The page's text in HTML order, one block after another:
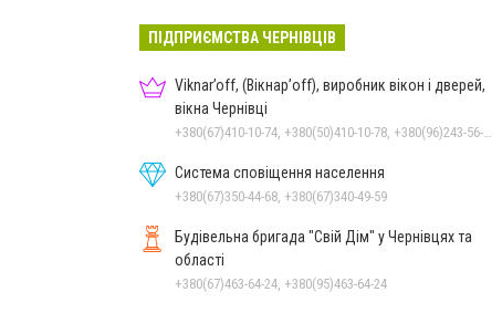
ПІДПРИЄМСТВА ЧЕРНІВЦІВ
Viknar’off, (Вікнар’off), виробник вікон і дверей,
вікна Чернівці
Система сповіщення населення
+380(67)350-44-68, +380(67)340-49-59
Будівельна бригада "Свій Дім" у Чернівцях та
області
+380(67)463-64-24, +380(95)463-64-24